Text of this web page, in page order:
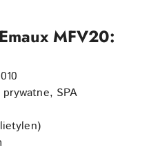
MFV20:
prywatne, SPA